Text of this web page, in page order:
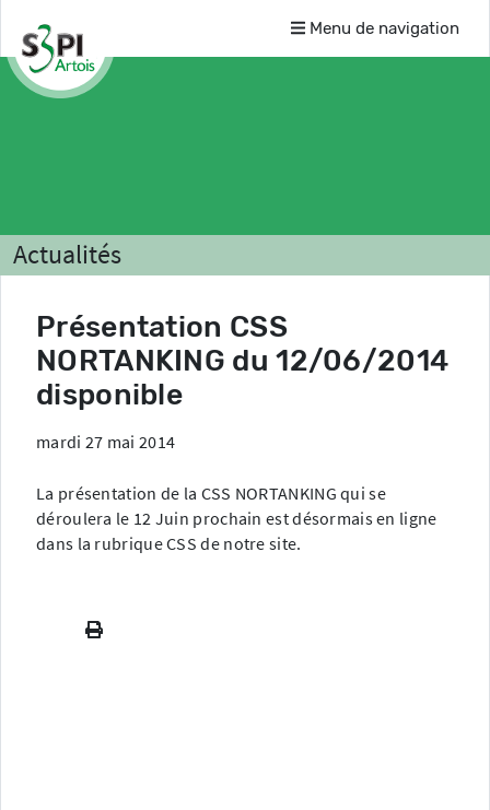
Menu de navigation
Actualités
Présentation CSS
NORTANKING du 12/06/2014
disponible
mardi 27 mai 2014
La présentation de la CSS NORTANKING qui se
déroulera le 12 Juin prochain est désormais en ligne
dans la rubrique CSS de notre site.